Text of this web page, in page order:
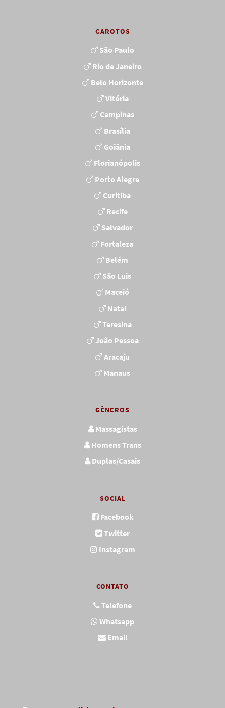
GAROTOS
São Paulo
Rio de Janeiro
Belo Horizonte
Vitória
Campinas
Brasília
Goiânia
Florianópolis
Porto Alegre
Curitiba
Recife
Salvador
Fortaleza
Belém
São Luis
Maceió
Natal
Teresina
João Pessoa
Aracaju
Manaus
GÊNEROS
Massagistas
Homens Trans
Duplas/Casais
SOCIAL
Facebook
Twitter
Instagram
CONTATO
Telefone
Whatsapp
Email